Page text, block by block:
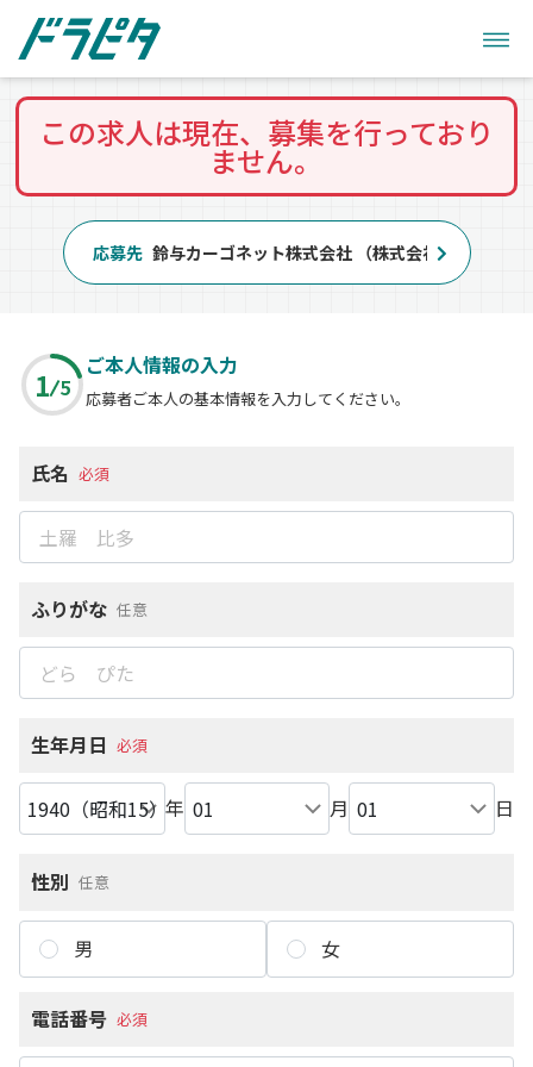
この求人は現在、募集を行っており
ません。
応募先 鈴与カーゴネット株式会社 （株式会社鈴与カーゴ
1 5
ご本人情報の入力
応募者ご本人の基本情報を入力してください。
氏名 必須
ふりがな 任意
生年月日 必須
年 月 日
性別 任意
男 女
電話番号 必須